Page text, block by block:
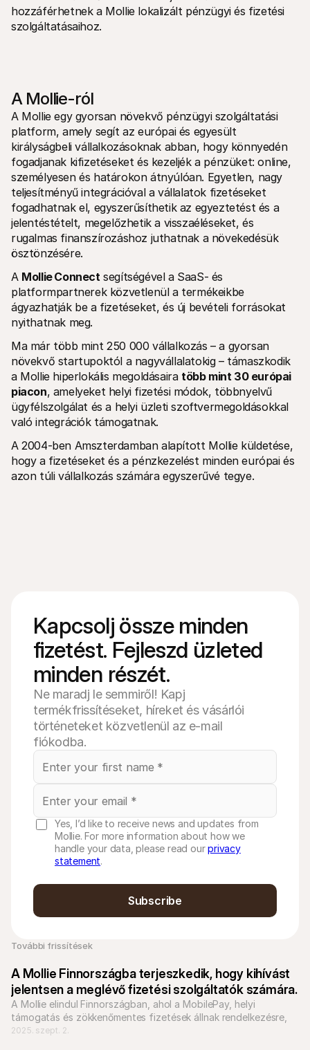
hozzáférhetnek a Mollie lokalizált pénzügyi és fizetési
szolgáltatásaihoz.
A Mollie-ról
A Mollie egy gyorsan növekvő pénzügyi szolgáltatási
platform, amely segít az európai és egyesült
királyságbeli vállalkozásoknak abban, hogy könnyedén
fogadjanak kifizetéseket és kezeljék a pénzüket: online,
személyesen és határokon átnyúlóan. Egyetlen, nagy
teljesítményű integrációval a vállalatok fizetéseket
fogadhatnak el, egyszerűsíthetik az egyeztetést és a
jelentéstételt, megelőzhetik a visszaéléseket, és
rugalmas finanszírozáshoz juthatnak a növekedésük
ösztönzésére.
A Mollie Connect segítségével a SaaS- és
platformpartnerek közvetlenül a termékeikbe
ágyazhatják be a fizetéseket, és új bevételi forrásokat
nyithatnak meg.
Ma már több mint 250 000 vállalkozás – a gyorsan
növekvő startupoktól a nagyvállalatokig – támaszkodik
a Mollie hiperlokális megoldásaira több mint 30 európai
piacon, amelyeket helyi fizetési módok, többnyelvű
ügyfélszolgálat és a helyi üzleti szoftvermegoldásokkal
való integrációk támogatnak.
A 2004-ben Amszterdamban alapított Mollie küldetése,
hogy a fizetéseket és a pénzkezelést minden európai és
azon túli vállalkozás számára egyszerűvé tegye.
Kapcsolj össze minden
fizetést. Fejleszd üzleted
minden részét.
Ne maradj le semmiről! Kapj
termékfrissítéseket, híreket és vásárlói
történeteket közvetlenül az e-mail
fiókodba.
Yes, I’d like to receive news and updates from
Mollie. For more information about how we
handle your data, please read ourprivacy
statement.
Subscribe
További frissítések
A Mollie Finnországba terjeszkedik, hogy kihívást
jelentsen a meglévő fizetési szolgáltatók számára.
A Mollie elindul Finnországban, ahol a MobilePay, helyi
támogatás és zökkenőmentes fizetések állnak rendelkezésre,
segítve a vállalkozásokat a helyi megoldásokkal és gyors
2025. szept. 2.